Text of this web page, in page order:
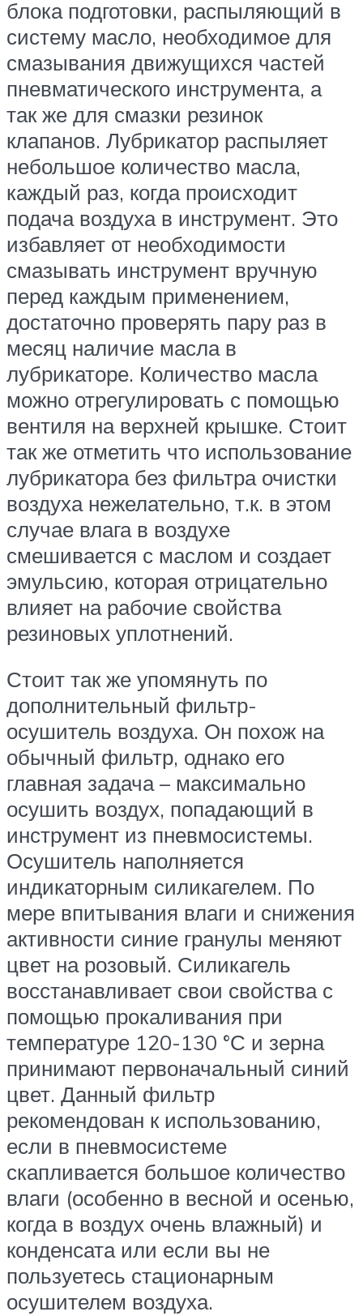
блока подготовки, распыляющий в
систему масло, необходимое для
смазывания движущихся частей
пневматического инструмента, а
так же для смазки резинок
клапанов. Лубрикатор распыляет
небольшое количество масла,
каждый раз, когда происходит
подача воздуха в инструмент. Это
избавляет от необходимости
смазывать инструмент вручную
перед каждым применением,
достаточно проверять пару раз в
месяц наличие масла в
лубрикаторе. Количество масла
можно отрегулировать с помощью
вентиля на верхней крышке. Стоит
так же отметить что использование
лубрикатора без фильтра очистки
воздуха нежелательно, т.к. в этом
случае влага в воздухе
смешивается с маслом и создает
эмульсию, которая отрицательно
влияет на рабочие свойства
резиновых уплотнений.
Стоит так же упомянуть по
дополнительный фильтр-
осушитель воздуха. Он похож на
обычный фильтр, однако его
главная задача – максимально
осушить воздух, попадающий в
инструмент из пневмосистемы.
Осушитель наполняется
индикаторным силикагелем. По
мере впитывания влаги и снижения
активности синие гранулы меняют
цвет на розовый. Силикагель
восстанавливает свои свойства с
помощью прокаливания при
температуре 120-130 °С и зерна
принимают первоначальный синий
цвет. Данный фильтр
рекомендован к использованию,
если в пневмосистеме
скапливается большое количество
влаги (особенно в весной и осенью,
когда в воздух очень влажный) и
конденсата или если вы не
пользуетесь стационарным
осушителем воздуха.